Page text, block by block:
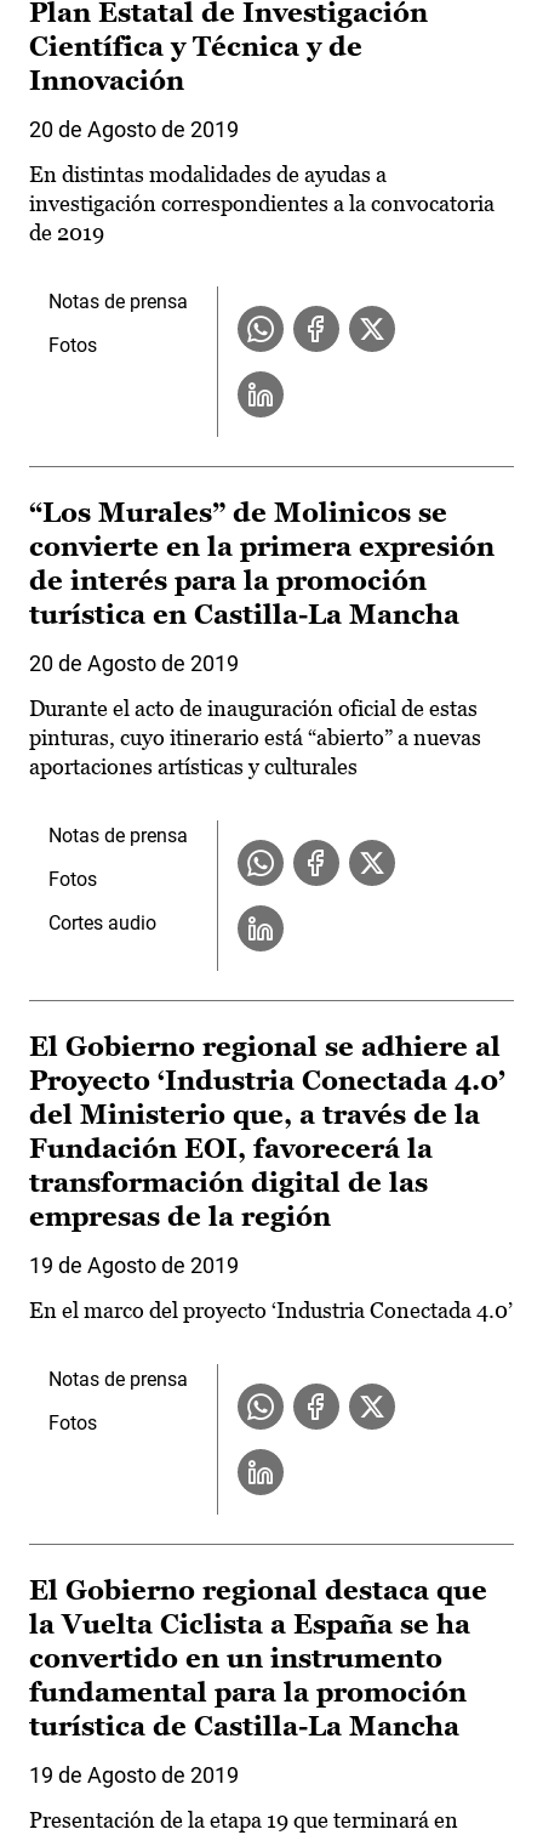
Plan Estatal de Investigación
Científica y Técnica y de
Innovación
20 de Agosto de 2019
En distintas modalidades de ayudas a
investigación correspondientes a la convocatoria
de 2019
Notas de prensa
Fotos
“Los Murales” de Molinicos se
convierte en la primera expresión
de interés para la promoción
turística en Castilla-La Mancha
20 de Agosto de 2019
Durante el acto de inauguración oficial de estas
pinturas, cuyo itinerario está “abierto” a nuevas
aportaciones artísticas y culturales
Notas de prensa
Fotos
Cortes audio
El Gobierno regional se adhiere al
Proyecto ‘Industria Conectada 4.0’
del Ministerio que, a través de la
Fundación EOI, favorecerá la
transformación digital de las
empresas de la región
19 de Agosto de 2019
En el marco del proyecto ‘Industria Conectada 4.0’
Notas de prensa
Fotos
El Gobierno regional destaca que
la Vuelta Ciclista a España se ha
convertido en un instrumento
fundamental para la promoción
turística de Castilla-La Mancha
19 de Agosto de 2019
Presentación de la etapa 19 que terminará en